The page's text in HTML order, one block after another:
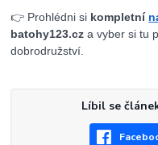
👉 Prohlédni si kompletní
batohy123.cz a vyber si tu
dobrodružství.
Líbil se